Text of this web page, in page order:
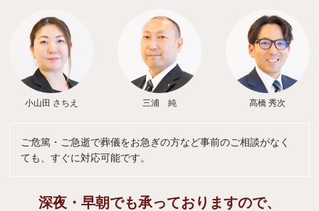
小山田 さちえ 三浦 純 髙橋 秀次
ご危篤・ご急逝で葬儀をお急ぎの方など事前のご相談がなく
ても、すぐに対応可能です。
深夜・早朝でも承っておりますので、